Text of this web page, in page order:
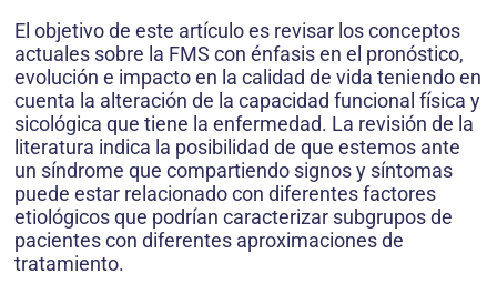
El objetivo de este artículo es revisar los conceptos
actuales sobre la FMS con énfasis en el pronóstico,
evolución e impacto en la calidad de vida teniendo en
cuenta la alteración de la capacidad funcional física y
sicológica que tiene la enfermedad. La revisión de la
literatura indica la posibilidad de que estemos ante
un síndrome que compartiendo signos y síntomas
puede estar relacionado con diferentes factores
etiológicos que podrían caracterizar subgrupos de
pacientes con diferentes aproximaciones de
tratamiento.